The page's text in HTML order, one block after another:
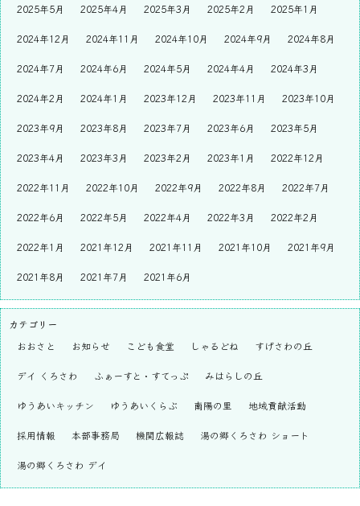
2025年5月 2025年4月 2025年3月 2025年2月 2025年1月
2024年12月 2024年11月 2024年10月 2024年9月 2024年8月
2024年7月 2024年6月 2024年5月 2024年4月 2024年3月
2024年2月 2024年1月 2023年12月 2023年11月 2023年10月
2023年9月 2023年8月 2023年7月 2023年6月 2023年5月
2023年4月 2023年3月 2023年2月 2023年1月 2022年12月
2022年11月 2022年10月 2022年9月 2022年8月 2022年7月
2022年6月 2022年5月 2022年4月 2022年3月 2022年2月
2022年1月 2021年12月 2021年11月 2021年10月 2021年9月
2021年8月 2021年7月 2021年6月
カテゴリー
おおさと
お知らせ こども食堂 しゃるどね すげさわの丘
デイ くろさわ ふぁーすと・すてっぷ みはらしの丘
ゆうあいキッチン ゆうあいくらぶ 南陽の里 地域貢献活動
採用情報 本部事務局 機関広報誌 湯の郷くろさわ ショート
湯の郷くろさわ デイ